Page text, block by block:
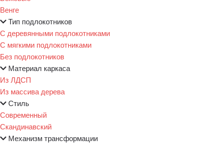
Венге
Тип подлокотников
С деревянными подлокотниками
С мягкими подлокотниками
Без подлокотников
Материал каркаса
Из ЛДСП
Из массива дерева
Стиль
Современный
Скандинавский
Механизм трансформации